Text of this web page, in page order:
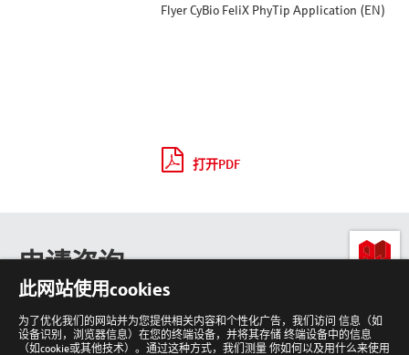
Flyer CyBio FeliX PhyTip Application (EN)
打开PDF
申请咨询
到
此网站使用cookies
为了优化我们的网站并为您提供相关内容和个性化广告，我们访问 信息（如
设备识别，浏览器信息）在您的终端设备，并将其存储 终端设备中的信息
（如cookie或其他技术）。通过这种方式，我们测量 你如何以及用什么来使用